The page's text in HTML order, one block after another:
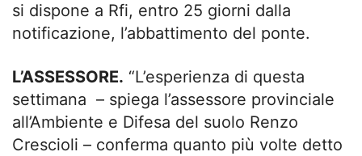
si dispone a Rfi, entro 25 giorni dalla
notificazione, l’abbattimento del ponte.
L’ASSESSORE. “L’esperienza di questa
settimana – spiega l’assessore provinciale
all’Ambiente e Difesa del suolo Renzo
Crescioli – conferma quanto più volte detto